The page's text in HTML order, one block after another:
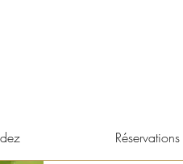
Réservations